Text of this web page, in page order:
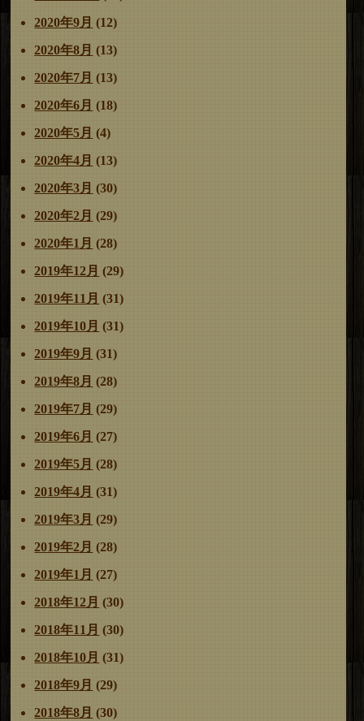
2020年9月 (12)
2020年8月 (13)
2020年7月 (13)
2020年6月 (18)
2020年5月 (4)
2020年4月 (13)
2020年3月 (30)
2020年2月 (29)
2020年1月 (28)
2019年12月 (29)
2019年11月 (31)
2019年10月 (31)
2019年9月 (31)
2019年8月 (28)
2019年7月 (29)
2019年6月 (27)
2019年5月 (28)
2019年4月 (31)
2019年3月 (29)
2019年2月 (28)
2019年1月 (27)
2018年12月 (30)
2018年11月 (30)
2018年10月 (31)
2018年9月 (29)
2018年8月 (30)